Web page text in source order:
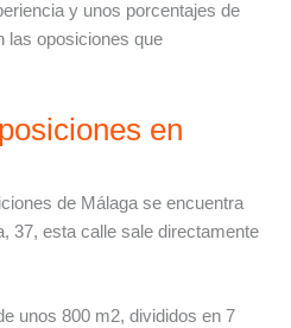
y unos porcentajes de
las oposiciones que
en
de Málaga se encuentra
37, esta calle sale directamente
unos 800 m2, divididos en 7